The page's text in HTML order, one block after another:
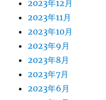
2023年12月
2023年11月
2023年10月
2023年9月
2023年8月
2023年7月
2023年6月